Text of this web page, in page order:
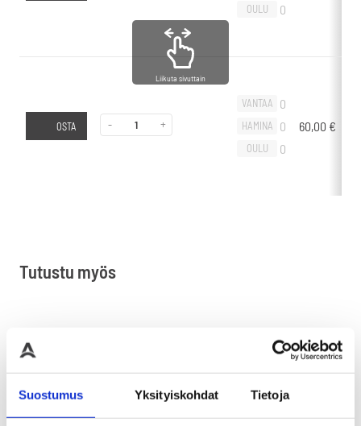
Suostumus Yksityiskohdat Tietoja
OULU 0
OSTA - +
VANTAA 0
HAMINA 0
OULU 0
60,00 €
Liikuta sivuttain
Tutustu myös